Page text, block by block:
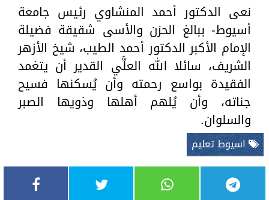
نعى الدكتور أحمد المنشاوي رئيس جامعة
أسيوط- ببالغ الحزن والأسى شقيقة فضيلة
الإمام الأكبر الدكتور أحمد الطيب، شيخ الأزهر
الشريف، سائلا الله العلَّي القدير أن يتغمد
الفقيدة بواسع رحمته وأن يُسكنها فسيح
جناته، وأن يُلهم أهلها وذويها الصبر
والسلوان.
اسيوط تعليم